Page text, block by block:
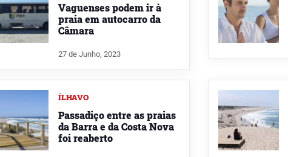
Vaguenses podem ir à
praia em autocarro da
Câmara
27 de Junho, 2023
ÍLHAVO
Passadiço entre as praias
da Barra e da Costa Nova
foi reaberto